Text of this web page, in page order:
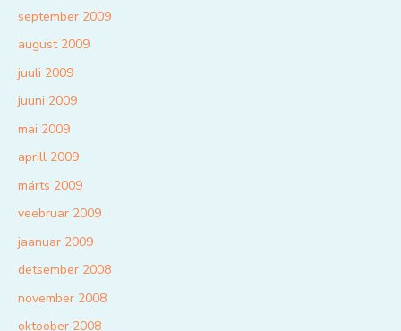
september 2009
august 2009
juuli 2009
juuni 2009
mai 2009
aprill 2009
märts 2009
veebruar 2009
jaanuar 2009
detsember 2008
november 2008
oktoober 2008